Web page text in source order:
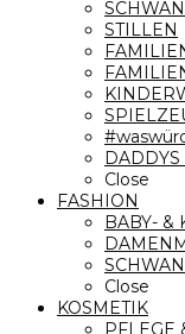
STILLEN
Close
FASHION
BABY- &
Close
KOSMETIK
PFLEGE